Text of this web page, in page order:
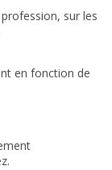
sur les
en fonction de